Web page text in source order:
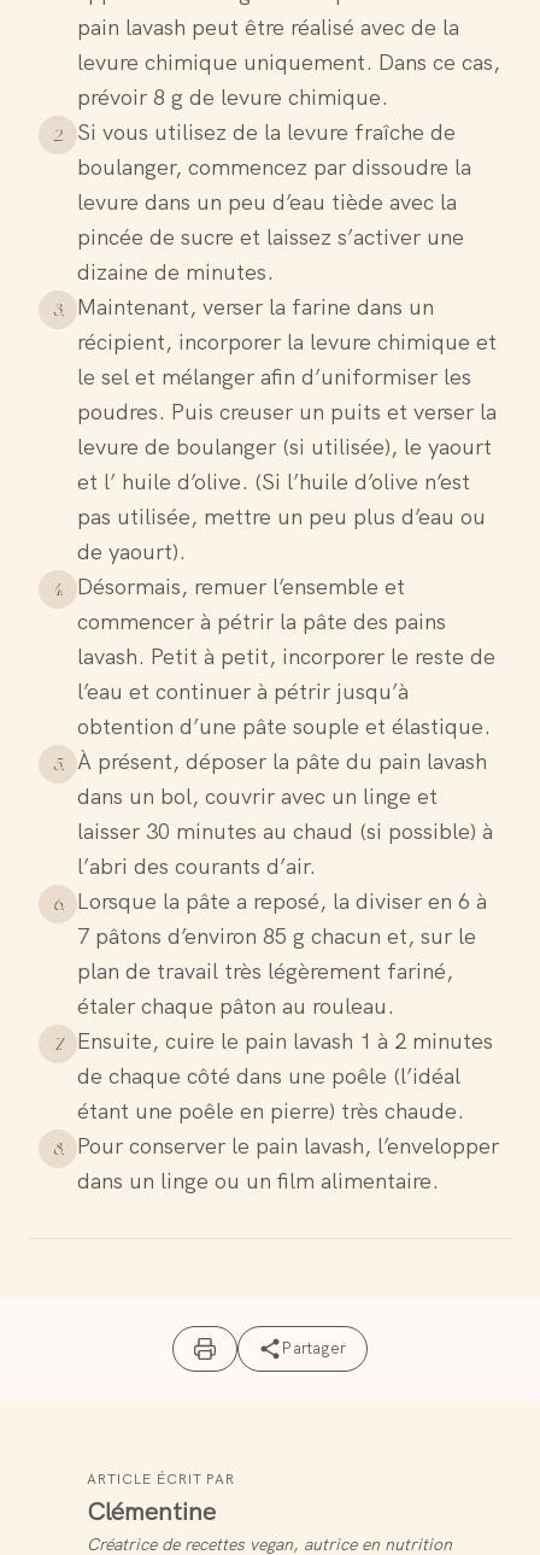
pain lavash peut être réalisé avec de la
levure chimique uniquement. Dans ce cas,
prévoir 8 g de levure chimique.
2.
Si vous utilisez de la levure fraîche de
boulanger, commencez par dissoudre la
levure dans un peu d’eau tiède avec la
pincée de sucre et laissez s’activer une
dizaine de minutes.
3.
Maintenant, verser la farine dans un
récipient, incorporer la levure chimique et
le sel et mélanger afin d’uniformiser les
poudres. Puis creuser un puits et verser la
levure de boulanger (si utilisée), le yaourt
et l’ huile d’olive. (Si l’huile d’olive n’est
pas utilisée, mettre un peu plus d’eau ou
de yaourt).
4.
Désormais, remuer l’ensemble et
commencer à pétrir la pâte des pains
lavash. Petit à petit, incorporer le reste de
l’eau et continuer à pétrir jusqu’à
obtention d’une pâte souple et élastique.
5.
À présent, déposer la pâte du pain lavash
dans un bol, couvrir avec un linge et
laisser 30 minutes au chaud (si possible) à
l’abri des courants d’air.
6.
Lorsque la pâte a reposé, la diviser en 6 à
7 pâtons d’environ 85 g chacun et, sur le
plan de travail très légèrement fariné,
étaler chaque pâton au rouleau.
7.
Ensuite, cuire le pain lavash 1 à 2 minutes
de chaque côté dans une poêle (l’idéal
étant une poêle en pierre) très chaude.
8.
Pour conserver le pain lavash, l’envelopper
dans un linge ou un film alimentaire.
Partager
ARTICLE ÉCRIT PAR
Clémentine
Créatrice de recettes vegan, autrice en nutrition